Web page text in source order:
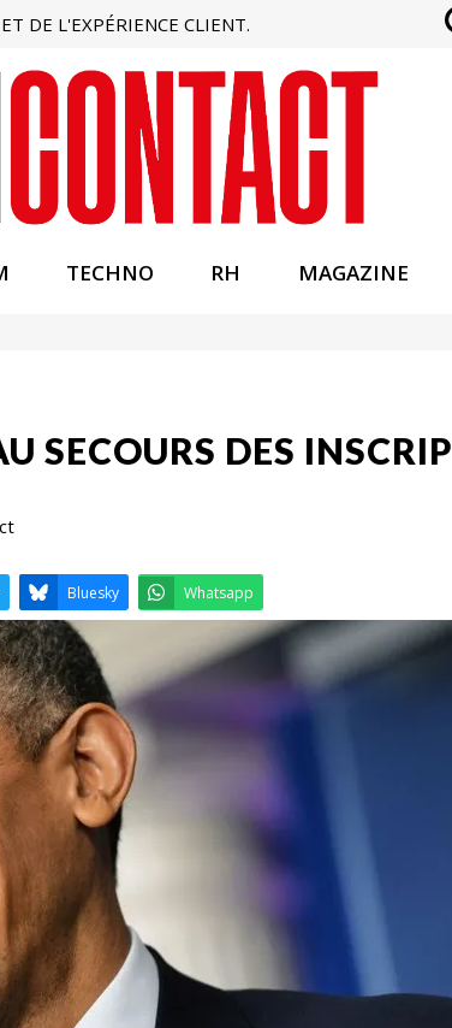
DE L'EXPÉRIENCE CLIENT.
TECHNO RH MAGAZINE
SECOURS DES
Twitter Bluesky